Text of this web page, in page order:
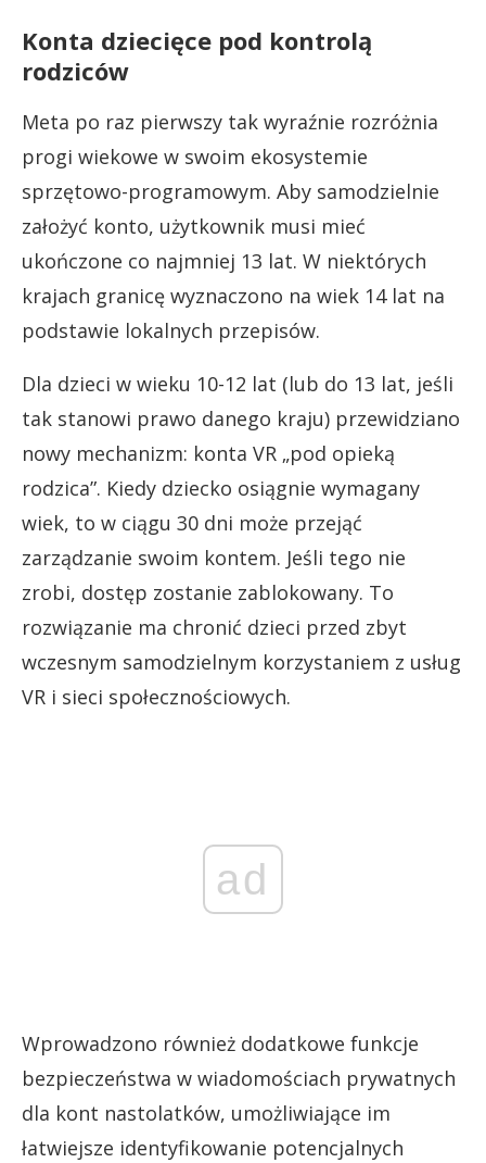
Konta dziecięce pod kontrolą
rodziców
Meta po raz pierwszy tak wyraźnie rozróżnia
progi wiekowe w swoim ekosystemie
sprzętowo-programowym. Aby samodzielnie
założyć konto, użytkownik musi mieć
ukończone co najmniej 13 lat. W niektórych
krajach granicę wyznaczono na wiek 14 lat na
podstawie lokalnych przepisów.
Dla dzieci w wieku 10-12 lat (lub do 13 lat, jeśli
tak stanowi prawo danego kraju) przewidziano
nowy mechanizm: konta VR „pod opieką
rodzica”. Kiedy dziecko osiągnie wymagany
wiek, to w ciągu 30 dni może przejąć
zarządzanie swoim kontem. Jeśli tego nie
zrobi, dostęp zostanie zablokowany. To
rozwiązanie ma chronić dzieci przed zbyt
wczesnym samodzielnym korzystaniem z usług
VR i sieci społecznościowych.
ad
Wprowadzono również dodatkowe funkcje
bezpieczeństwa w wiadomościach prywatnych
dla kont nastolatków, umożliwiające im
łatwiejsze identyfikowanie potencjalnych